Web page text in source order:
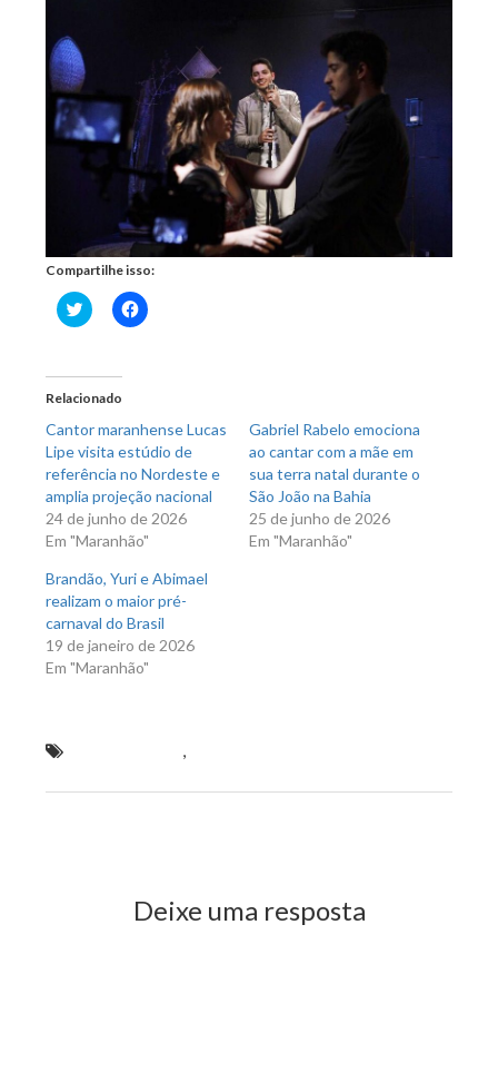
Compartilhe isso:
Clique
para
em
nova
janela)
Clique
para
Relacionado
Cantor maranhense Lucas
Lipe visita estúdio de
referência no Nordeste e
amplia projeção nacional
24 de junho de 2026
Em "Maranhão"
Gabriel Rabelo emociona
ao cantar com a mãe em
sua terra natal durante o
São João na Bahia
25 de junho de 2026
Em "Maranhão"
Brandão, Yuri e Abimael
realizam o maior pré-
carnaval do Brasil
19 de janeiro de 2026
Em "Maranhão"
Deixe uma resposta